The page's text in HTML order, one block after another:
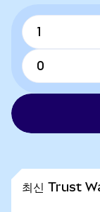
최신 Trust